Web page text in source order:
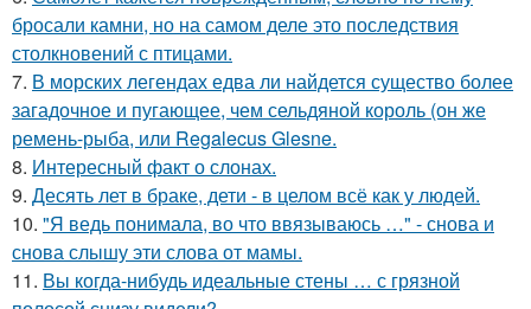
бросали камни, но на самом деле это последствия
столкновений с птицами.
7. В морских легендах едва ли найдется существо более
загадочное и пугающее, чем сельдяной король (он же
ремень-рыба, или Regalecus Glesne.
8. Интересный факт о слонах.
9. Десять лет в браке, дети - в целом всё как у людей.
10. "Я ведь понимала, во что ввязываюсь …" - снова и
снова слышу эти слова от мамы.
11. Вы когда-нибудь идеальные стены … с грязной